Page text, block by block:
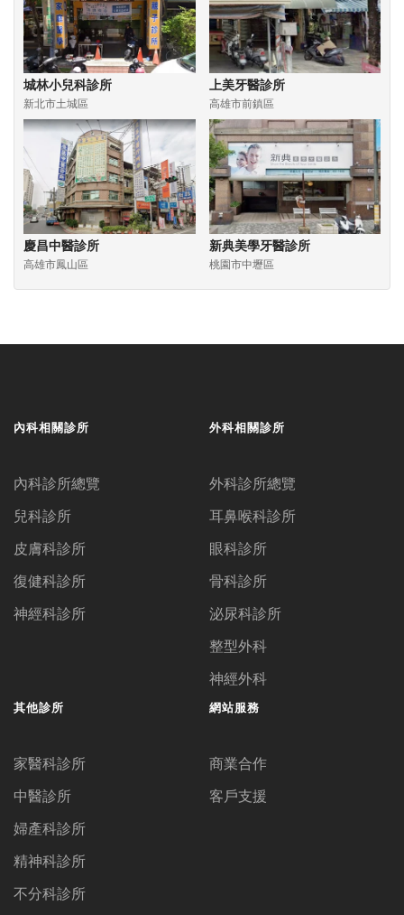
城林小兒科診所
新北市土城區
上美牙醫診所
高雄市前鎮區
慶昌中醫診所
高雄市鳳山區
新典美學牙醫診所
桃園市中壢區
內科相關診所
內科診所總覽
兒科診所
皮膚科診所
復健科診所
神經科診所
外科相關診所
外科診所總覽
耳鼻喉科診所
眼科診所
骨科診所
泌尿科診所
整型外科
神經外科
其他診所
家醫科診所
中醫診所
婦產科診所
精神科診所
不分科診所
網站服務
商業合作
客戶支援